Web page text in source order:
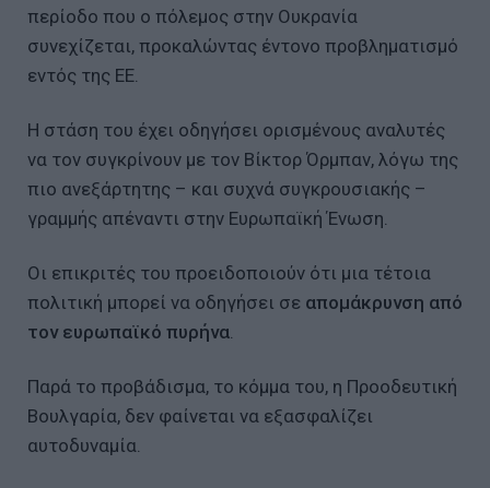
περίοδο που ο πόλεμος στην Ουκρανία
συνεχίζεται, προκαλώντας έντονο προβληματισμό
εντός της ΕΕ.
Η στάση του έχει οδηγήσει ορισμένους αναλυτές
να τον συγκρίνουν με τον Βίκτορ Όρμπαν, λόγω της
πιο ανεξάρτητης – και συχνά συγκρουσιακής –
γραμμής απέναντι στην Ευρωπαϊκή Ένωση.
Οι επικριτές του προειδοποιούν ότι μια τέτοια
πολιτική μπορεί να οδηγήσει σε απομάκρυνση από
τον ευρωπαϊκό πυρήνα.
Παρά το προβάδισμα, το κόμμα του, η Προοδευτική
Βουλγαρία, δεν φαίνεται να εξασφαλίζει
αυτοδυναμία.